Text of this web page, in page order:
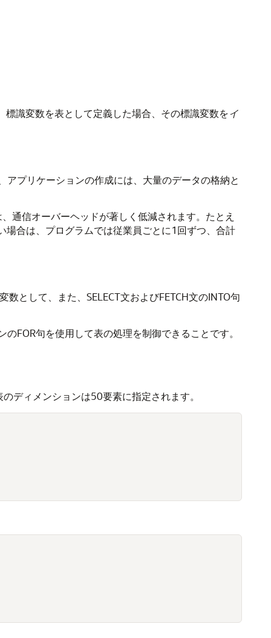
識変数を表として定義した場合、その標識変数をイ
プリケーションの作成には、大量のデータの格納と
通信オーバーヘッドが著しく低減されます。たとえ
合は、プログラムでは従業員ごとに1回ずつ、合計
として、また、SELECT文およびFETCH文のINTO句
FOR句を使用して表の処理を制御できることです。
ディメンションは50要素に指定されます。